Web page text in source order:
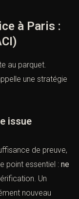
à Paris :
au parquet.
une stratégie
issue
de preuve,
point essentiel : ne
Un
nouveau